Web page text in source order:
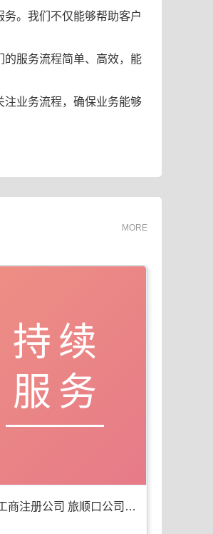
。我们不仅能够帮助客户
服务流程简单、高效，能
业务流程，确保业务能够
MORE
持续
服务
高效工商注册公司 旅顺口公司注册服务全